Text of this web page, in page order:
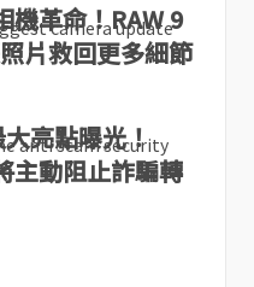
機革命！RAW 9
片救回更多細節
亮點曝光！
主動阻止詐騙轉